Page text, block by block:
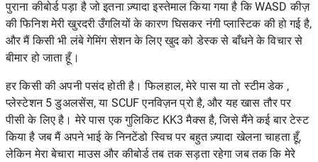
पुराना कीबोर्ड पड़ा है जो इतना ज़्यादा इस्तेमाल किया गया है कि WASD कीज़
की फिनिश मेरी खुरदरी उँगलियों के कारण घिसकर नंगी प्लास्टिक की हो गई है,
और मैं किसी भी लंबे गेमिंग सेशन के लिए खुद को डेस्क से बाँधने के विचार से
बीमार हो जाता हूँ।
हर किसी की अपनी पसंद होती है। फिलहाल, मेरे पास या तोस्टीम डेक ,
प्लेस्टेशन 5 डुअलसेंस, या SCUF एनविज़न प्रो है, और यह खास तौर पर
पीसी के लिए है। मेरे पास एक गुलिकिट KK3 मैक्स है, जिसे मैंने कई बार टेस्ट
किया है जब मैं अपने भाई के निनटेंडो स्विच पर बहुत ज़्यादा खेलना चाहता हूँ,
लेकिन मेरा बेचारा माउस और कीबोर्ड तब तक सड़ता रहेगा जब तक कि मेरे